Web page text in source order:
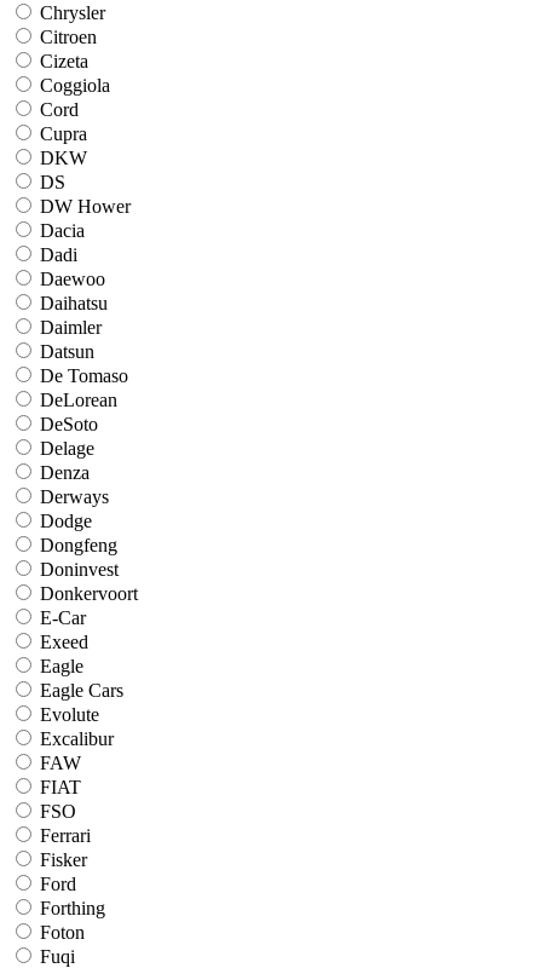
Chrysler
Citroen
Cizeta
Coggiola
Cord
Cupra
DKW
DS
DW Hower
Dacia
Dadi
Daewoo
Daihatsu
Daimler
Datsun
De Tomaso
DeLorean
DeSoto
Delage
Denza
Derways
Dodge
Dongfeng
Doninvest
Donkervoort
E-Car
Exeed
Eagle
Eagle Cars
Evolute
Excalibur
FAW
FIAT
FSO
Ferrari
Fisker
Ford
Forthing
Foton
Fuqi